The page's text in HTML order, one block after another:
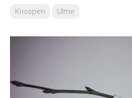
Knospen
Ulme